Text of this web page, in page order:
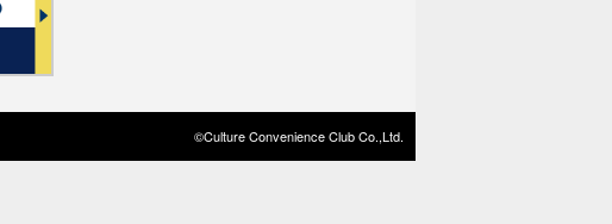
©Culture Convenience Club Co.,Ltd.